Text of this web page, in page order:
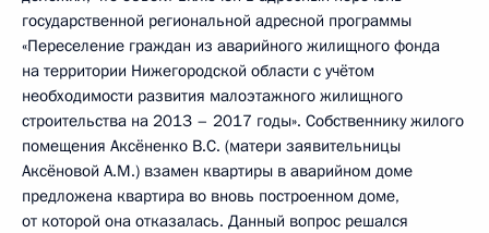
государственной региональной адресной программы
«Переселение граждан из аварийного жилищного фонда
на территории Нижегородской области с учётом
необходимости развития малоэтажного жилищного
строительства на 2013 – 2017 годы». Собственнику жилого
помещения Аксёненко В.С. (матери заявительницы
Аксёновой А.М.) взамен квартиры в аварийном доме
предложена квартира во вновь построенном доме,
от которой она отказалась. Данный вопрос решался